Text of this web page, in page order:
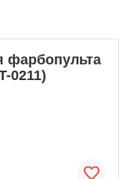
фарбопульта
0211)